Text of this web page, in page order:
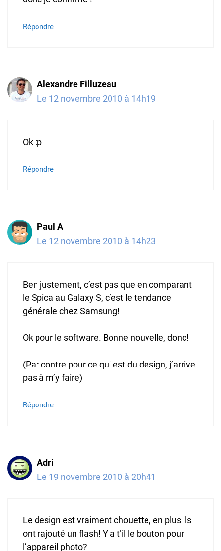
Répondre
Alexandre Filluzeau
Le 12 novembre 2010 à 14h19
Ok :p
Répondre
Paul A
Le 12 novembre 2010 à 14h23
Ben justement, c’est pas que en comparant
le Spica au Galaxy S, c’est le tendance
générale chez Samsung!
Ok pour le software. Bonne nouvelle, donc!
(Par contre pour ce qui est du design, j’arrive
pas à m’y faire)
Répondre
Adri
Le 19 novembre 2010 à 20h41
Le design est vraiment chouette, en plus ils
ont rajouté un flash! Y a t’il le bouton pour
l’appareil photo?